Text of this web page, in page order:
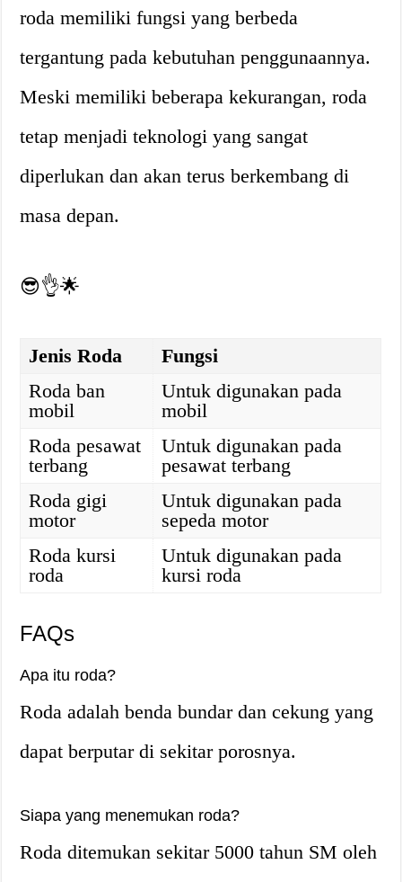
roda memiliki fungsi yang berbeda
tergantung pada kebutuhan penggunaannya.
Meski memiliki beberapa kekurangan, roda
tetap menjadi teknologi yang sangat
diperlukan dan akan terus berkembang di
masa depan.
😎👌🌟
Jenis Roda
Fungsi
Roda ban
mobil
Untuk digunakan pada
mobil
Roda pesawat
terbang
Untuk digunakan pada
pesawat terbang
Roda gigi
motor
Untuk digunakan pada
sepeda motor
Roda kursi
roda
Untuk digunakan pada
kursi roda
FAQs
Apa itu roda?
Roda adalah benda bundar dan cekung yang
dapat berputar di sekitar porosnya.
Siapa yang menemukan roda?
Roda ditemukan sekitar 5000 tahun SM oleh